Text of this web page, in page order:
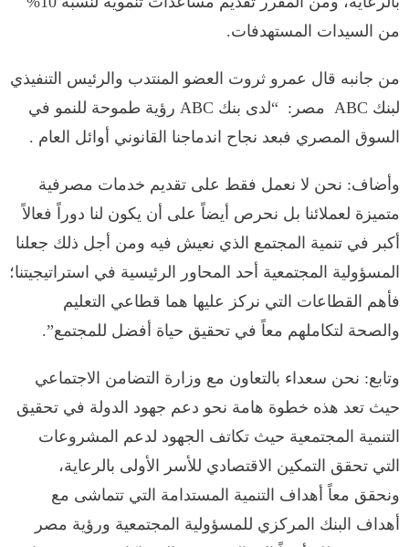
من السيدات المستهدفات.
من جانبه قال عمرو ثروت العضو المنتدب والرئيس التنفيذي
لبنك ABC مصر: “لدى بنك ABC رؤية طموحة للنمو في
السوق المصري فبعد نجاح اندماجنا القانوني أوائل العام .
وأضاف: نحن لا نعمل فقط على تقديم خدمات مصرفية
متميزة لعملائنا بل نحرص أيضاً على أن يكون لنا دوراً فعالاً
أكبر في تنمية المجتمع الذي نعيش فيه ومن أجل ذلك جعلنا
المسؤولية المجتمعية أحد المحاور الرئيسية في استراتيجيتنا؛
فأهم القطاعات التي نركز عليها هما قطاعي التعليم
والصحة لتكاملهم معاً في تحقيق حياة أفضل للمجتمع”.
وتابع: نحن سعداء بالتعاون مع وزارة التضامن الاجتماعي
حيث تعد هذه خطوة هامة نحو دعم جهود الدولة في تحقيق
التنمية المجتمعية حيث تكاتف الجهود لدعم المشروعات
التي تحقق التمكين الاقتصادي للأسر الأولى بالرعاية،
ونحقق معاً أهداف التنمية المستدامة التي تتماشى مع
أهداف البنك المركزي للمسؤولية المجتمعية ورؤية مصر